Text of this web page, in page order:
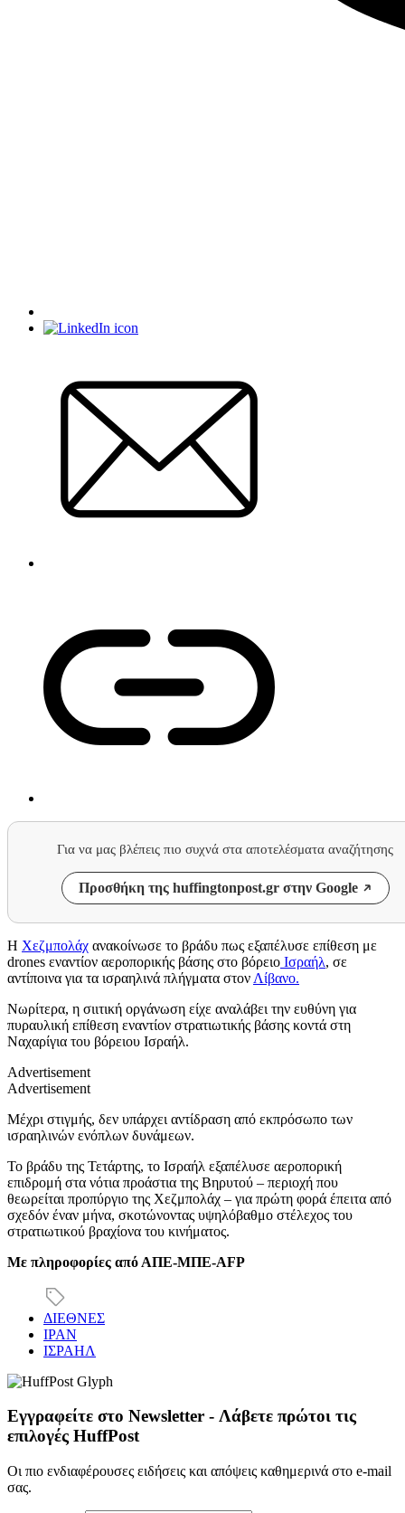
Για να μας βλέπεις πιο συχνά στα αποτελέσματα αναζήτησης
Προσθήκη της huffingtonpost.gr στην Google
Η Χεζμπολάχ ανακοίνωσε το βράδυ πως εξαπέλυσε επίθεση με
drones εναντίον αεροπορικής βάσης στο βόρειο Ισραήλ, σε
αντίποινα για τα ισραηλινά πλήγματα στον Λίβανο.
Νωρίτερα, η σιιτική οργάνωση είχε αναλάβει την ευθύνη για
πυραυλική επίθεση εναντίον στρατιωτικής βάσης κοντά στη
Ναχαρίγια του βόρειου Ισραήλ.
Advertisement
Advertisement
Μέχρι στιγμής, δεν υπάρχει αντίδραση από εκπρόσωπο των
ισραηλινών ενόπλων δυνάμεων.
Το βράδυ της Τετάρτης, το Ισραήλ εξαπέλυσε αεροπορική
επιδρομή στα νότια προάστια της Βηρυτού – περιοχή που
θεωρείται προπύργιο της Χεζμπολάχ – για πρώτη φορά έπειτα από
σχεδόν έναν μήνα, σκοτώνοντας υψηλόβαθμο στέλεχος του
στρατιωτικού βραχίονα του κινήματος.
Με πληροφορίες από ΑΠΕ-ΜΠΕ-AFP
ΔΙΕΘΝΕΣ
ΙΡΑΝ
ΙΣΡΑΗΛ
Εγγραφείτε στο Newsletter - Λάβετε πρώτοι τις
επιλογές HuffPost
Οι πιο ενδιαφέρουσες ειδήσεις και απόψεις καθημερινά στο e-mail
σας.